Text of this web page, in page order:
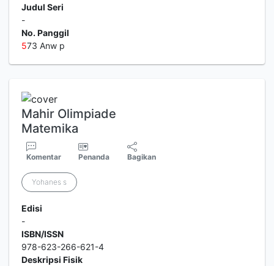
Judul Seri
-
No. Panggil
573 Anw p
Mahir Olimpiade
Matemika
Komentar Penanda Bagikan
Yohanes s
Edisi
-
ISBN/ISSN
978-623-266-621-4
Deskripsi Fisik